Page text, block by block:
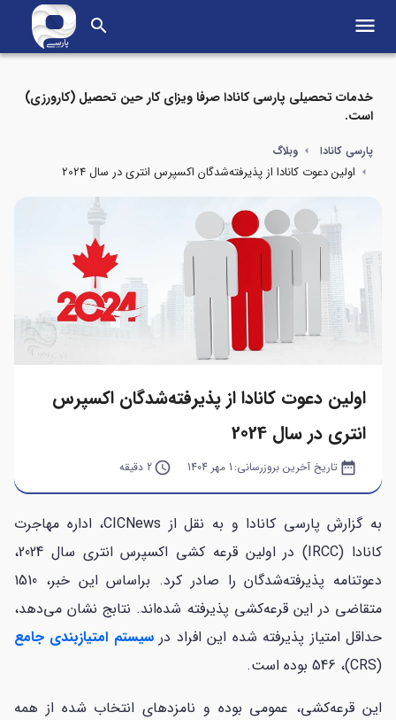
search menu
خدمات تحصیلی پارسی کانادا صرفا ویزای کار حین تحصیل (کارورزی)
است.
پارسی کانادا وبلاگ
اولین دعوت کانادا از پذیرفته‌شدگان اکسپرس انتری در سال 2024
اولین دعوت کانادا از پذیرفته‌شدگان اکسپرس
انتری در سال 2024
date_range تاریخ آخرین بروزرسانی: 1 مهر 1404 query_builder2 دقیقه
به گزارش پارسی کانادا و به نقل از CICNews، اداره مهاجرت
کانادا (IRCC) در اولین قرعه کشی اکسپرس انتری سال 2024،
دعوتنامه پذیرفته‌شدگان را صادر کرد. براساس این خبر، 1510
متقاضی در این قرعه‌کشی پذیرفته شده‌اند. نتابج نشان می‌دهد،
حداقل امتیاز پذیرفته شده این افراد درسیستم امتیازبندی جامع
(CRS)، 546 بوده است.
این قرعه‌کشی، عمومی بوده و نامزدهای انتخاب شده از همه